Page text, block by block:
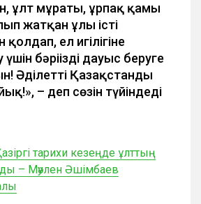
ұлт мұраты, ұрпақ қамы
жатқан ұлы істі
қолдап, ел игілігіне
бәріңізді дауыс беруге
Әділетті Қазақстанды
– деп сөзін түйіндеді
тарихи кезеңде ұлттың
– Мәулен Әшімбаев